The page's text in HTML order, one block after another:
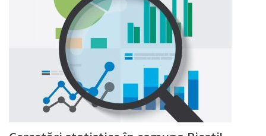
Integritate
instituțională
Informații
utile